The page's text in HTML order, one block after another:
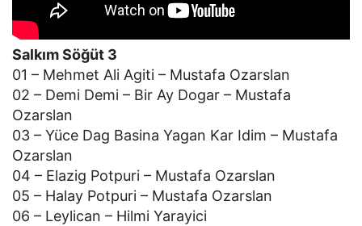
Salkım Söğüt 3
01 – Mehmet Ali Agiti – Mustafa Ozarslan
02 – Demi Demi – Bir Ay Dogar – Mustafa
Ozarslan
03 – Yüce Dag Basina Yagan Kar Idim – Mustafa
Ozarslan
04 – Elazig Potpuri – Mustafa Ozarslan
05 – Halay Potpuri – Mustafa Ozarslan
06 – Leylican – Hilmi Yarayici